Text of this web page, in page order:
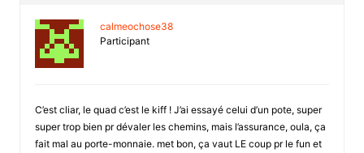
calmeochose38
Participant
C’est cliar, le quad c’est le kiff ! J’ai essayé celui d’un pote, super
super trop bien pr dévaler les chemins, mais l’assurance, oula, ça
fait mal au porte-monnaie. met bon, ça vaut LE coup pr le fun et